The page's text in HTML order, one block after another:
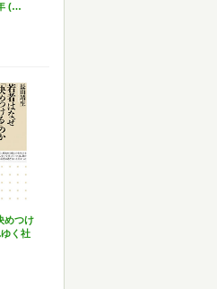
(…
めつけ
く社